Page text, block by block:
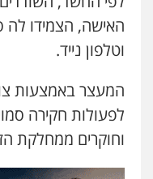
קטינים
עו"ד
משפט
וחקירות
וטלפון נייד.
המעצר באמצעות
לפעולות חקירה
וחוקרים ממחלקת